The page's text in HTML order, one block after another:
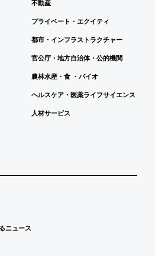
不動産
プライベート・エクイティ
都市・インフラストラクチャー
官公庁・地方自治体・公的機関
農林水産・食 ・バイオ
ヘルスケア・医薬ライフサイエンス
人材サービス
ニュース